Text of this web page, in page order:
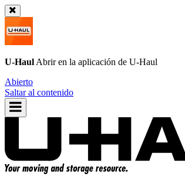
U-Haul Abrir en la aplicación de U-Haul
Abierto
Saltar al contenido